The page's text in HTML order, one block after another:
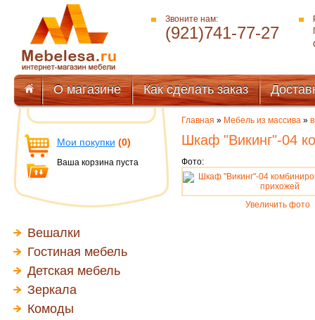
Звоните нам:
(921)741-77-27
О магазине Как сделать заказ
Мои покупки (0)
Ваша корзина пуста
Вешалки
Гостиная мебель
Детская мебель
Зеркала
Комоды
Главная » Мебель из массива»
Шкаф "Викинг"-04
Фото:
Увеличить фото